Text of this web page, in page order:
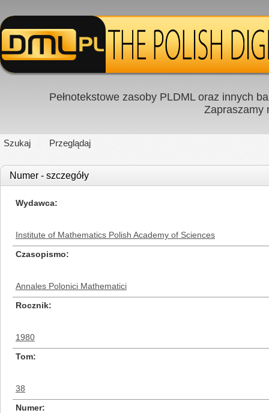
Pełnotekstowe zasoby PLDML oraz innych
Zapraszamy
Szukaj Przeglądaj
Numer - szczegóły
Wydawca
Institute of Mathematics Polish Academy of Sciences
Czasopismo
Annales Polonici Mathematici
Rocznik
1980
Tom
38
Numer